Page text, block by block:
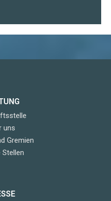
uns
Gremien